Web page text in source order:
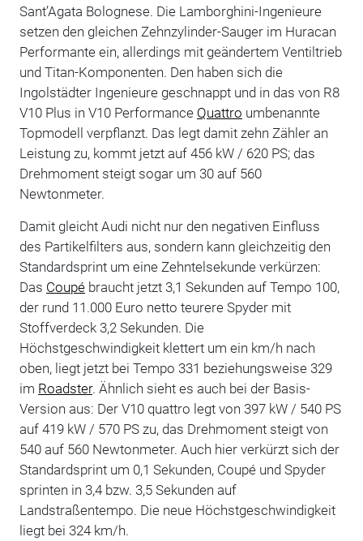
Sant’Agata Bolognese. Die Lamborghini-Ingenieure
setzen den gleichen Zehnzylinder-Sauger im Huracan
Performante ein, allerdings mit geändertem Ventiltrieb
und Titan-Komponenten. Den haben sich die
Ingolstädter Ingenieure geschnappt und in das von R8
V10 Plus in V10 Performance Quattro umbenannte
Topmodell verpflanzt. Das legt damit zehn Zähler an
Leistung zu, kommt jetzt auf 456 kW / 620 PS; das
Drehmoment steigt sogar um 30 auf 560
Newtonmeter.
Damit gleicht Audi nicht nur den negativen Einfluss
des Partikelfilters aus, sondern kann gleichzeitig den
Standardsprint um eine Zehntelsekunde verkürzen:
Das Coupébraucht jetzt 3,1 Sekunden auf Tempo 100,
der rund 11.000 Euro netto teurere Spyder mit
Stoffverdeck 3,2 Sekunden. Die
Höchstgeschwindigkeit klettert um ein km/h nach
oben, liegt jetzt bei Tempo 331 beziehungsweise 329
im Roadster. Ähnlich sieht es auch bei der Basis-
Version aus: Der V10 quattro legt von 397 kW / 540 PS
auf 419 kW / 570 PS zu, das Drehmoment steigt von
540 auf 560 Newtonmeter. Auch hier verkürzt sich der
Standardsprint um 0,1 Sekunden, Coupé und Spyder
sprinten in 3,4 bzw. 3,5 Sekunden auf
Landstraßentempo. Die neue Höchstgeschwindigkeit
liegt bei 324 km/h.